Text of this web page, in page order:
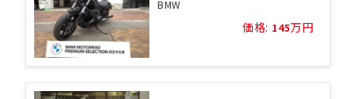
BMW
価格: 145万円